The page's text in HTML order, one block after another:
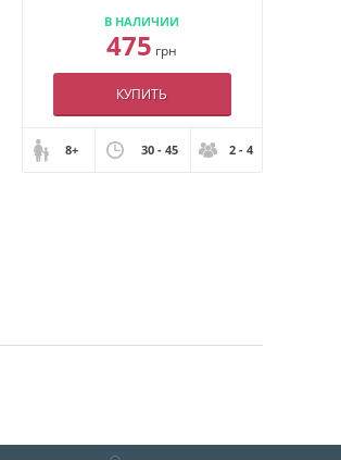
В НАЛИЧИИ
475 грн
КУПИТЬ
8+ 30 - 45 2 - 4